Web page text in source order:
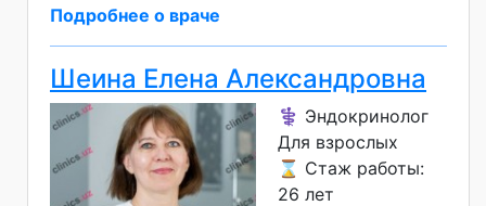
Подробнее о враче
Шеина Елена Александровна
⚕️ Эндокринолог
Для взрослых
⌛ Стаж работы:
26 лет